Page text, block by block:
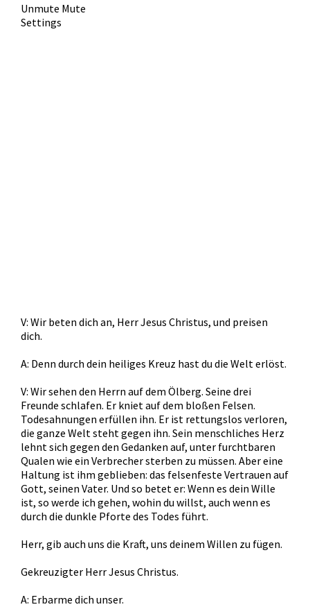
Unmute Mute
Settings
V: Wir beten dich an, Herr Jesus Christus, und preisen
dich.
A: Denn durch dein heiliges Kreuz hast du die Welt erlöst.
V: Wir sehen den Herrn auf dem Ölberg. Seine drei
Freunde schlafen. Er kniet auf dem bloßen Felsen.
Todesahnungen erfüllen ihn. Er ist rettungslos verloren,
die ganze Welt steht gegen ihn. Sein menschliches Herz
lehnt sich gegen den Gedanken auf, unter furchtbaren
Qualen wie ein Verbrecher sterben zu müssen. Aber eine
Haltung ist ihm geblieben: das felsenfeste Vertrauen auf
Gott, seinen Vater. Und so betet er: Wenn es dein Wille
ist, so werde ich gehen, wohin du willst, auch wenn es
durch die dunkle Pforte des Todes führt.
Herr, gib auch uns die Kraft, uns deinem Willen zu fügen.
Gekreuzigter Herr Jesus Christus.
A: Erbarme dich unser.